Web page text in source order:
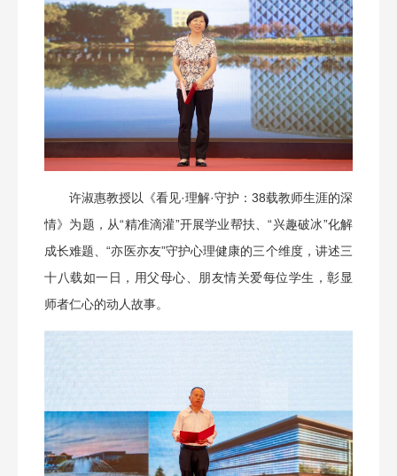
许淑惠教授以《看见·理解·守护：38载教师生涯的深
情》为题，从“精准滴灌”开展学业帮扶、“兴趣破冰”化解
成长难题、“亦医亦友”守护心理健康的三个维度，讲述三
十八载如一日，用父母心、朋友情关爱每位学生，彰显
师者仁心的动人故事。